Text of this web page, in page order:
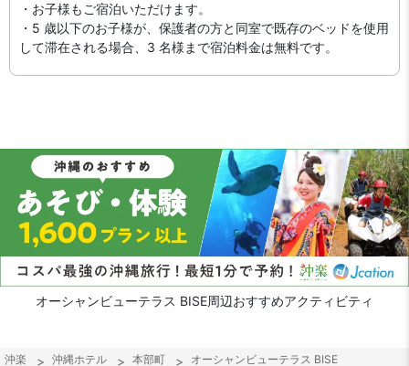
・お子様もご宿泊いただけます。
・5 歳以下のお子様が、保護者の方と同室で既存のベッドを使用
して滞在される場合、3 名様まで宿泊料金は無料です。
オーシャンビューテラス BISE周辺おすすめアクティビティ
沖楽 沖縄ホテル 本部町 オーシャンビューテラス BISE